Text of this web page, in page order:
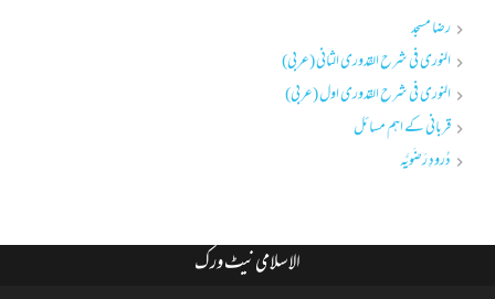
رضا مسجد
النوری فی شرح القدوری الثانی (عربی)
النوری فی شرح القدوری اول (عربی)
قربانی کے اہم مسائل
دُرودِ رَضَویَّہ
الاسلامی نیٹ ورک